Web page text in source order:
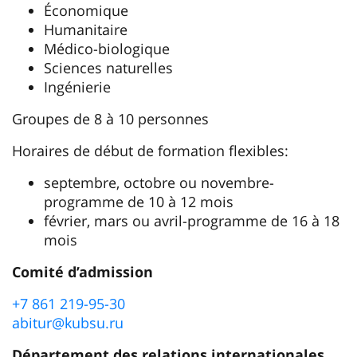
Économique
Humanitaire
Médico-biologique
Sciences naturelles
Ingénierie
Groupes de 8 à 10 personnes
Horaires de début de formation flexibles:
septembre, octobre ou novembre-
programme de 10 à 12 mois
février, mars ou avril-programme de 16 à 18
mois
Comité d’admission
+7 861 219-95-30
abitur@kubsu.ru